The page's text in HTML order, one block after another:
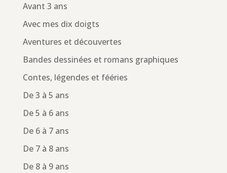
Avant 3 ans
Avec mes dix doigts
Aventures et découvertes
Bandes dessinées et romans graphiques
Contes, légendes et fééries
De 3 à 5 ans
De 5 à 6 ans
De 6 à 7 ans
De 7 à 8 ans
De 8 à 9 ans